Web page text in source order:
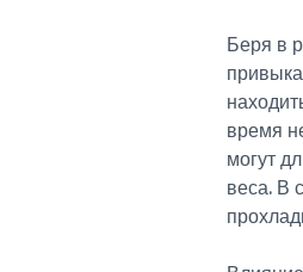
Беря в
время
могут
веса. В